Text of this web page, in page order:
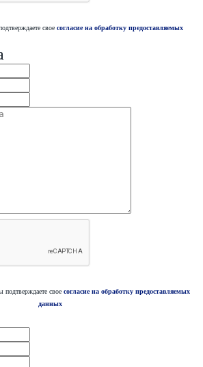
свое согласие на обработку предоставляемых
свое согласие на обработку предоставляемых
данных